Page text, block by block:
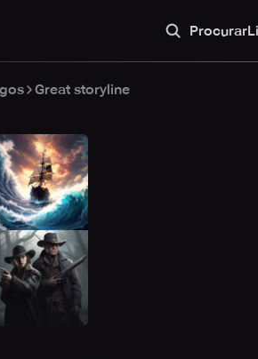
Procurar
Great storyline